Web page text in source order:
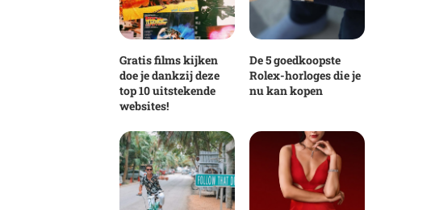
Gratis films kijken
doe je dankzij deze
top 10 uitstekende
websites!
De 5 goedkoopste
Rolex-horloges die je
nu kan kopen